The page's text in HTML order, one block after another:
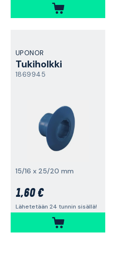
UPONOR
Tukiholkki
1869945
15/16 x 25/20 mm
1,60 €
Lähetetään 24 tunnin sisällä!